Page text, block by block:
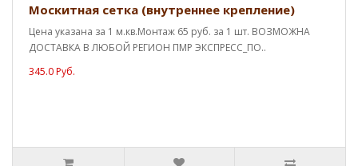
Москитная сетка (внутреннее крепление)
Цена указана за 1 м.кв.Монтаж 65 руб. за 1 шт. ВОЗМОЖНА
ДОСТАВКА В ЛЮБОЙ РЕГИОН ПМР ЭКСПРЕСС_ПО..
345.0 Руб.